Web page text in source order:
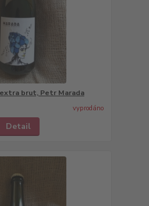
brut, Petr Marada
vyprodáno
Detail